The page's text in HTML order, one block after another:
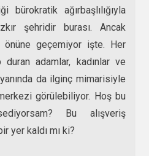
bürokratik ağırbaşlılığıyla
şehridir burası. Ancak
geçemiyor işte. Her
adamlar, kadınlar ve
da ilginç mimarisiyle
görülebiliyor. Hoş bu
Bu alışveriş
yer kaldı mı ki?